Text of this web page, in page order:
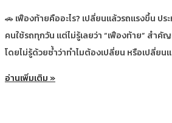
🚗 เฟืองท้ายคืออะไร? เปลี่ยนแล้วรถแรงขึ้น ป
คนใช้รถทุกวัน แต่ไม่รู้เลยว่า “เฟืองท้าย” สำคั
โดยไม่รู้ด้วยซ้ำว่าทำไมต้องเปลี่ยน หรือเปลี่ยนแ
อ่านเพิ่มเติม »